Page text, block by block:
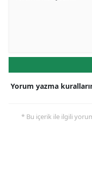
Yorum yazma
* Bu içerik ile ilgili